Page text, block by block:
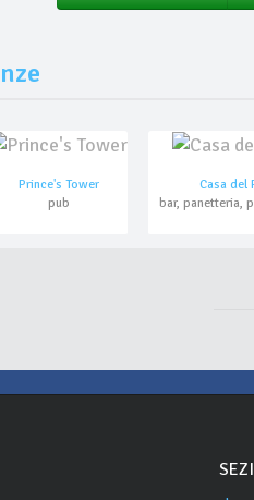
Prince's Tower
pub
Casa del